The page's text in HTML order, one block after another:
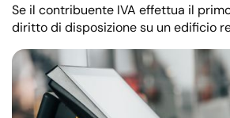
Se il contribuente IVA effettua il
diritto di disposizione su un edificio
l'edificio e destinata all'uso regolare
viene applicata un'aliquota IVA